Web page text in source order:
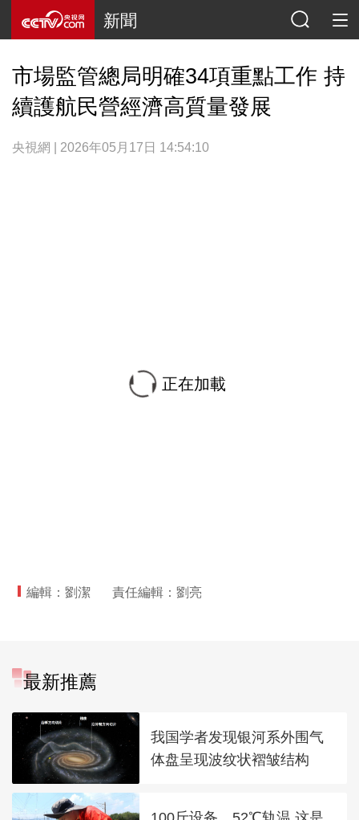
新聞
市場監管總局明確34項重點工作 持
續護航民營經濟高質量發展
央視網 | 2026年05月17日 14:54:10
正在加載
編輯：劉潔 責任編輯：劉亮
最新推薦
我国学者发现银河系外围气
体盘呈现波纹状褶皱结构